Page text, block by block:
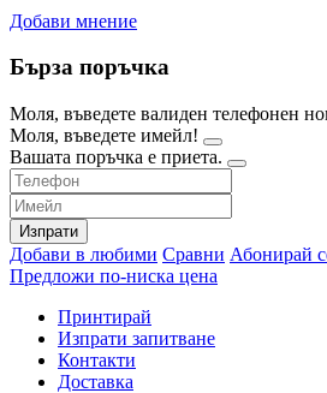
Добави мнение
Бърза поръчка
Моля, въведете валиден телефонен
Моля, въведете имейл!
Вашата поръчка е приета.
Изпрати
Добави в любими Сравни Абонирай
Предложи по-ниска цена
Принтирай
Изпрати запитване
Контакти
Доставка